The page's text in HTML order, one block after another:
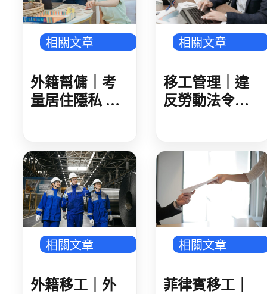
相關文章
外籍幫傭｜考
量居住隱私 簡
相關文章
移工管理｜違
反勞動法令雇
錄無下架期限
永久公開
相關文章
外籍移工｜外
相關文章
菲律賓移工｜